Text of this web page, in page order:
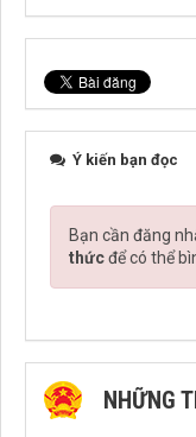
Ý kiến bạn đọc
Bạn cần đăng
thứcđể có thể
NHỮNG